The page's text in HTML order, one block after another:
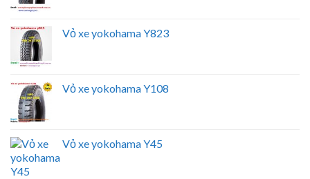
Vỏ xe yokohama Y823
Vỏ xe yokohama Y108
Vỏ xe yokohama Y45